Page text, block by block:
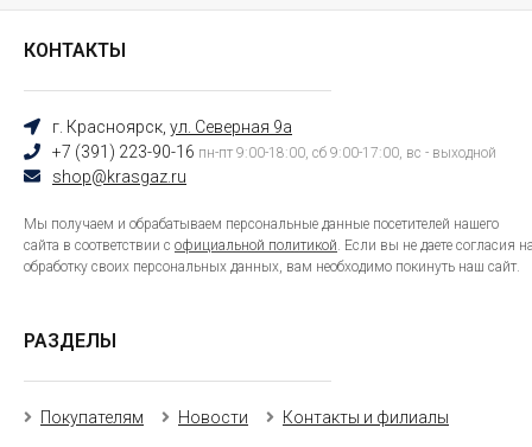
КОНТАКТЫ
г. Красноярск, ул. Северная 9а
+7 (391) 223-90-16 пн-пт 9:00-18:00, сб 9:00-17:00, вс - выходной
shop@krasgaz.ru
Мы получаем и обрабатываем персональные данные посетителей нашего
сайта в соответствии с официальной политикой. Если вы не даете согласия
обработку своих персональных данных, вам необходимо покинуть наш сайт.
РАЗДЕЛЫ
Покупателям Новости Контакты и филиалы